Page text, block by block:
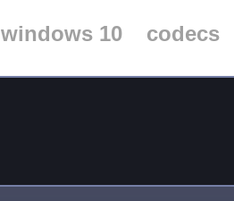
windows 10 codecs